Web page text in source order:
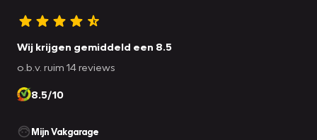
Wij krijgen gemiddeld een 8.5
o.b.v. ruim 14 reviews
8.5/10
Mijn Vakgarage